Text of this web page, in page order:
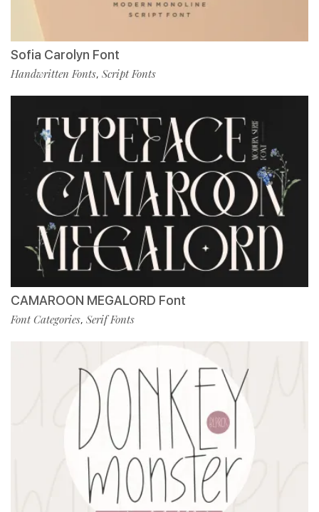
Sofia Carolyn Font
Handwritten Fonts, Script Fonts
CAMAROON MEGALORD Font
Font Categories, Serif Fonts